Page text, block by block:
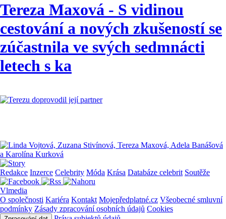
Tereza Maxová - S vidinou
cestování a nových zkušeností se
zúčastnila ve svých sedmnácti
letech s ka
Redakce Inzerce Celebrity Móda Krása Databáze celebrit Soutěže
Vlmedia
O společnosti Kariéra Kontakt Mojepředplatné.cz Všeobecné smluvní
podmínky Zásady zpracování osobních údajů Cookies